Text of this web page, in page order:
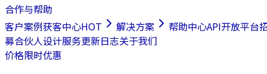
合作与帮助
客户案例获客中心HOT 解决方案 帮助中心API开放平台
募合伙人设计服务更新日志关于我们
价格限时优惠